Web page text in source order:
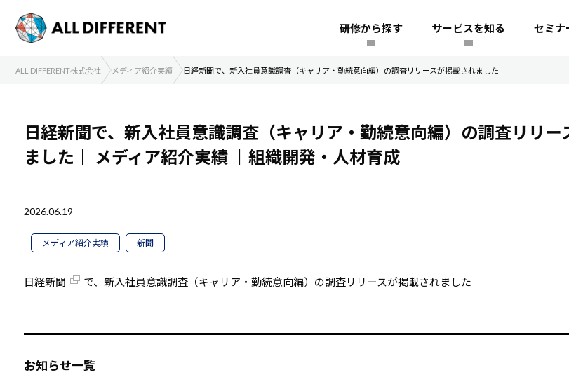
研修から探す サービスを知る セミナ
ALL DIFFERENT株式会社 メディア紹介実績 日経新聞で、新入社員意識調査（キャリア・勤続意向編）の調査リリースが掲載されました
日経新聞で、新入社員意識調査（キャリア・勤続意向編）の調査リリー
ました｜ メディア紹介実績 ｜組織開発・人材育成
2026.06.19
メディア紹介実績 新聞
日経新聞 で、新入社員意識調査（キャリア・勤続意向編）の調査リリースが掲載されました
お知らせ一覧